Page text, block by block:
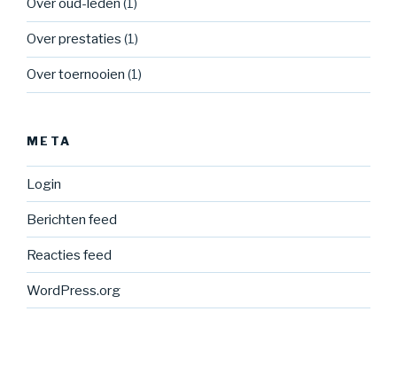
Over oud-leden (1)
Over prestaties (1)
Over toernooien (1)
META
Login
Berichten feed
Reacties feed
WordPress.org